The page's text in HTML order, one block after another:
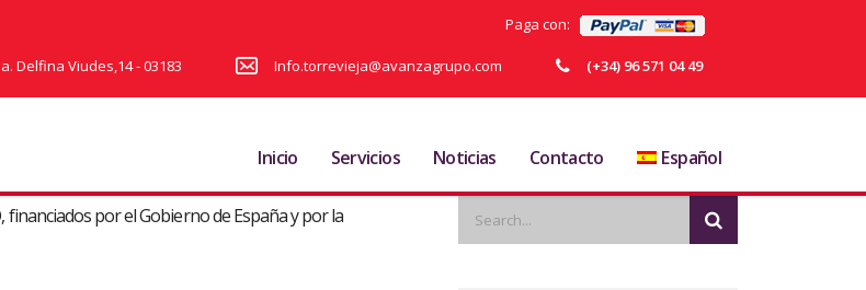
Delfina Viudes,14 - 03183 Info.torrevieja@avanzagrupo.com
Paga con:
(+34) 96 571 04 49
Inicio Servicios Noticias Contacto Español
por el Gobierno de España y por la